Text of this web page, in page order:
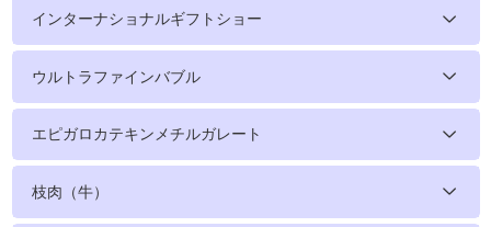
インターナショナルギフトショー
ウルトラファインバブル
エピガロカテキンメチルガレート
枝肉（牛）